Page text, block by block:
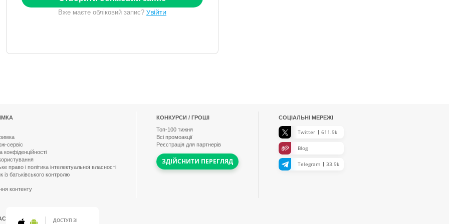
Вже маєте обліковий запис? Увійти
сервіс
конфіденційності
право і політика інтелектуальної власності
із батьківського контролю
контенту
КОНКУРСИ / ГРОШІ
Топ-100 тижня
Всі промоакції
Реєстрація для партнерів
ЗДІЙСНИТИ ПЕРЕГЛЯД
СОЦІАЛЬНІ МЕРЕЖІ
Twitter 611.9k
Blog
Telegram 33.9k
ДОСТУП ЗІ